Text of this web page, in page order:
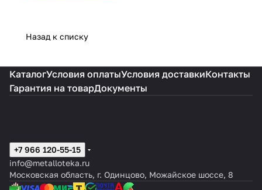
Назад к списку
КаталогУсловия оплатыУсловия доставкиКонтакты
Гарантия на товарДокументы
+7 966 120-55-15
info@metalloteka.ru
Московская область, г. Одинцово, Можайское шоссе, 8